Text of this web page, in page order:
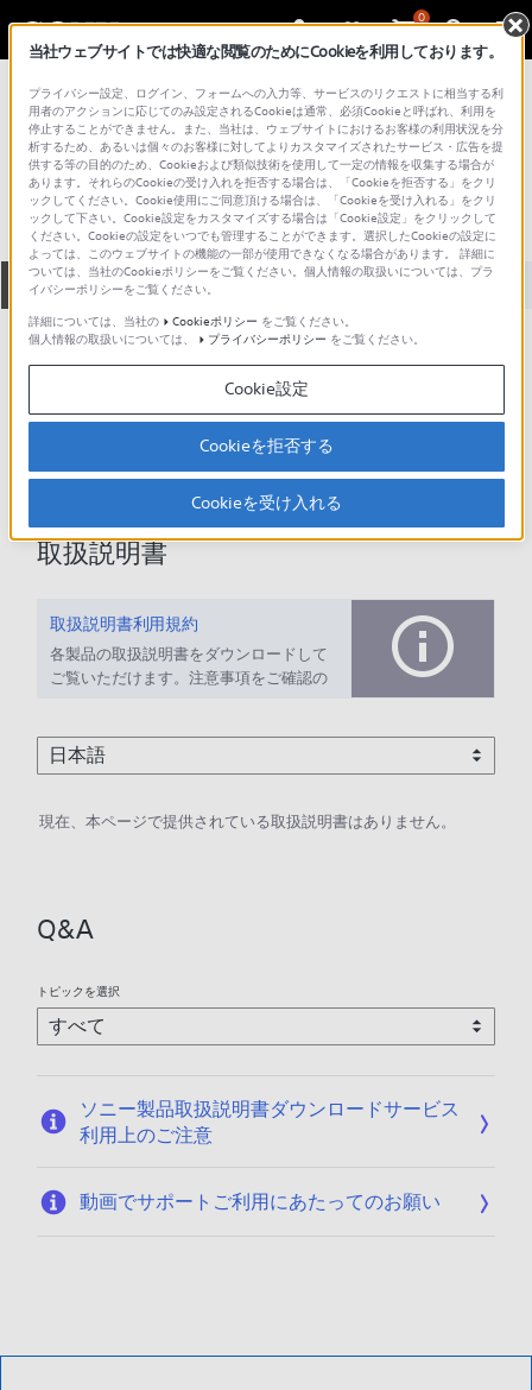
0
総合サポート・お問い合わせ プロフェッショナル／業務用
AV-5900
全て ダウンロード 取扱説明書 Q&A
ダウンロード
現在、本ページで提供されているアップデート情報はありませ
取扱説明書
取扱説明書利用規約
各製品の取扱説明書をダウンロードして
ご覧いただけます。注意事項をご確認の
現在、本ページで提供されている取扱説明書はありません。
Q&A
トピックを選択
ソニー製品取扱説明書ダウンロードサービス
利用上のご注意
動画でサポートご利用にあたってのお願い
当社ウェブサイトでは快適な閲覧のためにCookieを利用しております。
プライバシー設定、ログイン、フォームへの入力等、サービスのリクエストに相当する利
用者のアクションに応じてのみ設定されるCookieは通常、必須Cookieと呼ばれ、利用を
停止することができません。また、当社は、ウェブサイトにおけるお客様の利用状況を分
析するため、あるいは個々のお客様に対してよりカスタマイズされたサービス・広告を提
供する等の目的のため、Cookieおよび類似技術を使用して一定の情報を収集する場合が
あります。それらのCookieの受け入れを拒否する場合は、「Cookieを拒否する」をクリ
ックしてください。Cookie使用にご同意頂ける場合は、「Cookieを受け入れる」をクリ
ックして下さい。Cookie設定をカスタマイズする場合は「Cookie設定」をクリックして
ください。Cookieの設定をいつでも管理することができます。選択したCookieの設定に
よっては、このウェブサイトの機能の一部が使用できなくなる場合があります。 詳細に
ついては、当社のCookieポリシーをご覧ください。個人情報の取扱いについては、プラ
イバシーポリシーをご覧ください。
詳細については、当社の
Cookieポリシー をご覧ください。
個人情報の取扱いについては、
プライバシーポリシー をご覧ください。
Cookie設定
Cookieを拒否する
Cookieを受け入れる